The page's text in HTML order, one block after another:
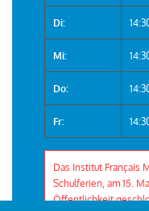
Di:
Mi:
Do:
Fr:
Das Institut Français
Schulferien, am 15.
Öffentlichkeit